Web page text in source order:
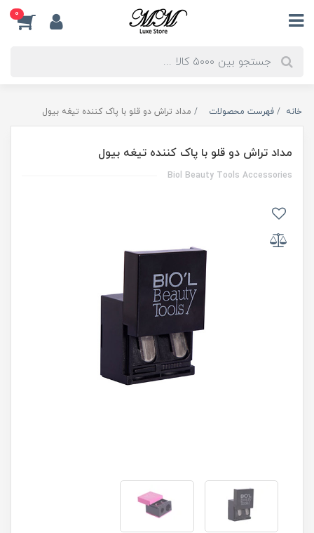
0
خانه فهرست محصولات مداد تراش دو قلو با پاک کننده تیغه بیول
مداد تراش دو قلو با پاک کننده تیغه بیول
Biol Beauty Tools Accessories